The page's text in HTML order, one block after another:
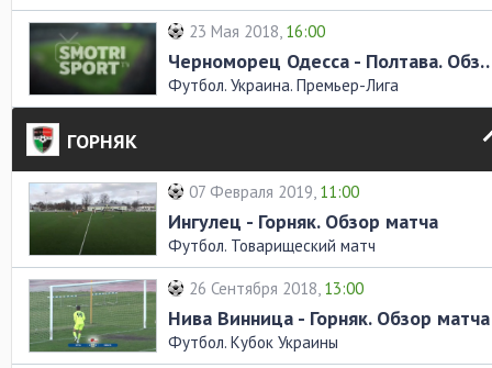
23 Мая 2018, 16:00
Черноморец Одесса
Футбол. Украина. Премьер-Лига
ГОРНЯК
07 Февраля 2019, 11:00
Ингулец - Горняк. Обзор матча
Футбол. Товарищеский матч
26 Сентября 2018, 13:00
Нива Винница - Горняк. Обзор матча
Футбол. Кубок Украины